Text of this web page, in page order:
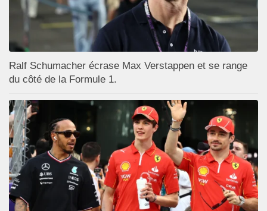
Ralf Schumacher écrase Max Verstappen et se range
du côté de la Formule 1.